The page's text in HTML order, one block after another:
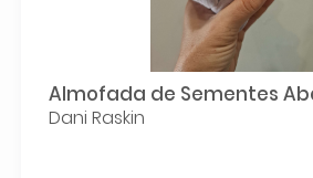
Almofada de Sementes
Dani Raskin